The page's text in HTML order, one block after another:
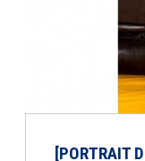
[PORTRAIT